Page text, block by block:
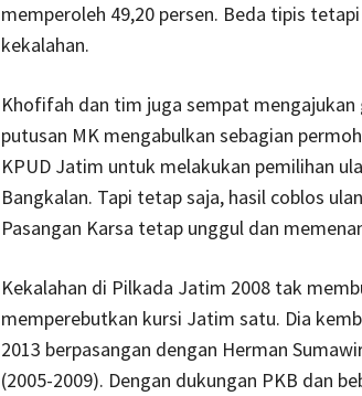
memperoleh 49,20 persen. Beda tipis
kekalahan.
Khofifah dan tim juga sempat
putusan MK mengabulkan sebagian
KPUD Jatim untuk melakukan pemilihan
Bangkalan. Tapi tetap saja, hasil coblos
Pasangan Karsa tetap unggul dan
Kekalahan di Pilkada Jatim 2008 tak
memperebutkan kursi Jatim satu. Dia
2013 berpasangan dengan Herman
(2005-2009). Dengan dukungan PKB dan